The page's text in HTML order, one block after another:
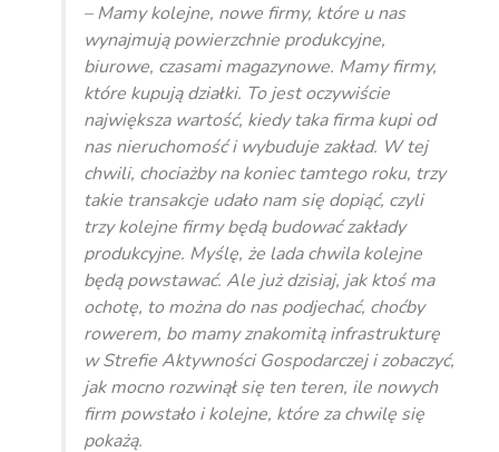
– Mamy kolejne, nowe firmy, które u nas
wynajmują powierzchnie produkcyjne,
biurowe, czasami magazynowe. Mamy firmy,
które kupują działki. To jest oczywiście
największa wartość, kiedy taka firma kupi od
nas nieruchomość i wybuduje zakład. W tej
chwili, chociażby na koniec tamtego roku, trzy
takie transakcje udało nam się dopiąć, czyli
trzy kolejne firmy będą budować zakłady
produkcyjne. Myślę, że lada chwila kolejne
będą powstawać. Ale już dzisiaj, jak ktoś ma
ochotę, to można do nas podjechać, choćby
rowerem, bo mamy znakomitą infrastrukturę
w Strefie Aktywności Gospodarczej i zobaczyć,
jak mocno rozwinął się ten teren, ile nowych
firm powstało i kolejne, które za chwilę się
pokażą.